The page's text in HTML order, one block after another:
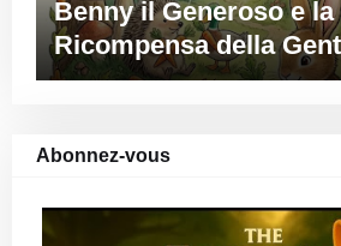
Benny il Generoso e la
Ricompensa della
Abonnez-vous